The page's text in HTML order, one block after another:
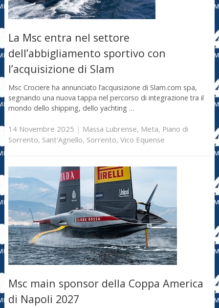
La Msc entra nel settore
dell’abbigliamento sportivo con
l’acquisizione di Slam
Msc Crociere ha annunciato l’acquisizione di Slam.com spa,
segnando una nuova tappa nel percorso di integrazione tra il
mondo dello shipping, dello yachting …
14 Novembre 2025 | Massa Lubrense, Meta, Piano di
Sorrento, Sant'Agnello, Sorrento, Vico Equense
Msc main sponsor della Coppa America
di Napoli 2027